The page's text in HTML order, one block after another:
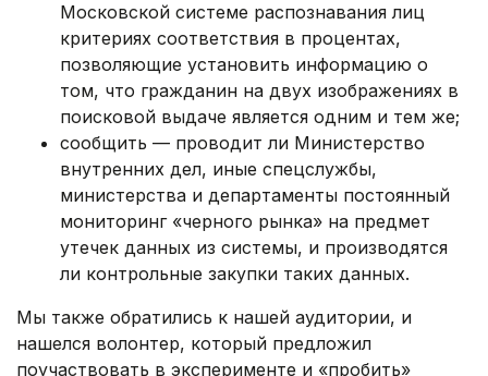
Московской системе распознавания лиц
критериях соответствия в процентах,
позволяющие установить информацию о
том, что гражданин на двух изображениях в
поисковой выдаче является одним и тем же;
сообщить — проводит ли Министерство
внутренних дел, иные спецслужбы,
министерства и департаменты постоянный
мониторинг «черного рынка» на предмет
утечек данных из системы, и производятся
ли контрольные закупки таких данных.
Мы также обратились к нашей аудитории, и
нашелся волонтер, который предложил
поучаствовать в эксперименте и «пробить»